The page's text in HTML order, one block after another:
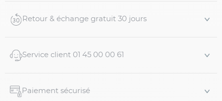
Retour & échange gratuit 30 jours
Service client 01 45 00 00 61
Paiement sécurisé